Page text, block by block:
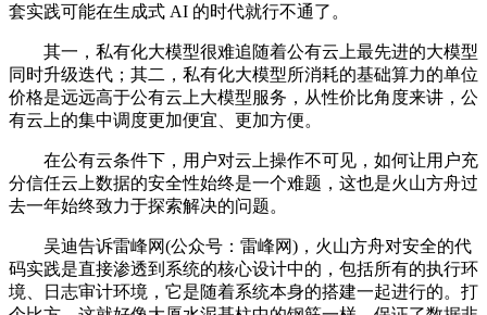
套实践可能在生成式 AI 的时代就行不通了。
其一，私有化大模型很难追随着公有云上最先进的大模型
同时升级迭代；其二，私有化大模型所消耗的基础算力的单位
价格是远远高于公有云上大模型服务，从性价比角度来讲，公
有云上的集中调度更加便宜、更加方便。
在公有云条件下，用户对云上操作不可见，如何让用户充
分信任云上数据的安全性始终是一个难题，这也是火山方舟过
去一年始终致力于探索解决的问题。
吴迪告诉雷峰网(公众号：雷峰网)，火山方舟对安全的代
码实践是直接渗透到系统的核心设计中的，包括所有的执行环
境、日志审计环境，它是随着系统本身的搭建一起进行的。打